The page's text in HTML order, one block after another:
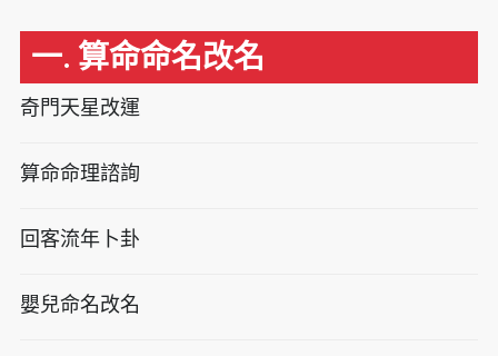
一. 算命命名改名
奇門天星改運
算命命理諮詢
回客流年卜卦
嬰兒命名改名